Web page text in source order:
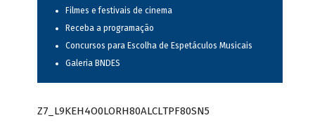
Filmes e festivais de cinema
Receba a programação
Concursos para Escolha de Espetáculos Musicais
Galeria BNDES
Z7_L9KEH4O0LORH80ALCLTPF80SN5